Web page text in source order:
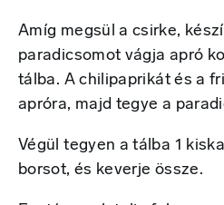
Amíg megsül a csirke,
paradicsomot vágja apró
tálba. A chilipaprikát és a
apróra, majd tegye a
Végül tegyen a tálba 1
borsot, és keverje össze.